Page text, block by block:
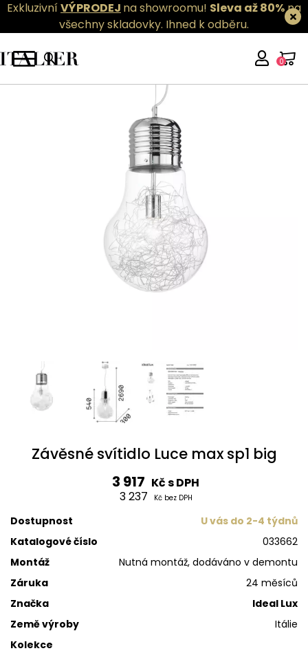
ExkluzivníVÝPRODEJ na showroomu! Sleva až 80%na
všechny skladovky. Ihned k odběru.
0
Závěsné svítidlo Luce max sp1 big
3 917 Kč s DPH
3 237
Kč bez DPH
Dostupnost
U vás do 2-4 týdnů
Katalogové číslo
033662
Montáž
Nutná montáž, dodáváno v demontu
Záruka
24 měsíců
Značka
Ideal Lux
Země výroby
Itálie
Kolekce